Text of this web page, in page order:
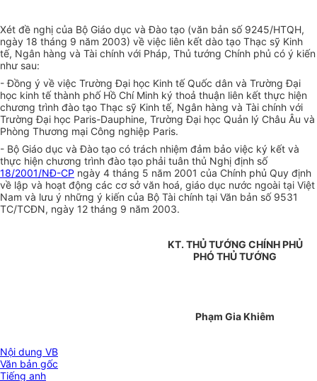
Xét đề nghị của Bộ Giáo dục và Đào tạo (văn bản số 9245/HTQH,
ngày 18 tháng 9 năm 2003) về việc liên kết dào tạo Thạc sỹ Kinh
tế, Ngân hàng và Tài chính với Pháp, Thủ tướng Chính phủ có ý kiến
như sau:
- Đồng ý về việc Trường Đại học Kinh tế Quốc dân và Trường Đại
học kinh tế thành phố Hồ Chí Minh ký thoả thuận liên kết thực hiện
chương trình đào tạo Thạc sỹ Kinh tế, Ngân hàng và Tài chính với
Trường Đại học Paris-Dauphine, Trường Đại học Quản lý Châu Âu và
Phòng Thương mại Công nghiệp Paris.
- Bộ Giáo dục và Đào tạo có trách nhiệm đảm bảo việc ký kết và
thực hiện chương trình đào tạo phải tuân thủ Nghị định số
18/2001/NĐ-CP ngày 4 tháng 5 năm 2001 của Chính phủ Quy định
về lập và hoạt động các cơ sở văn hoá, giáo dục nước ngoài tại Việt
Nam và lưu ý những ý kiến của Bộ Tài chính tại Văn bản số 9531
TC/TCĐN, ngày 12 tháng 9 năm 2003.
KT. THỦ TƯỚNG CHÍNH PHỦ
PHÓ THỦ TƯỚNG
Phạm Gia Khiêm
Nội dung VB
Văn bản gốc
Tiếng anh